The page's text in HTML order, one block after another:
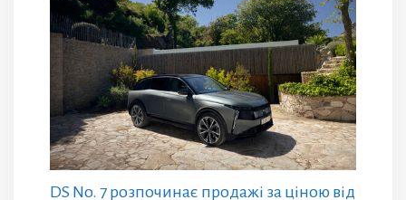
DS No. 7 розпочинає продажі за ціною від